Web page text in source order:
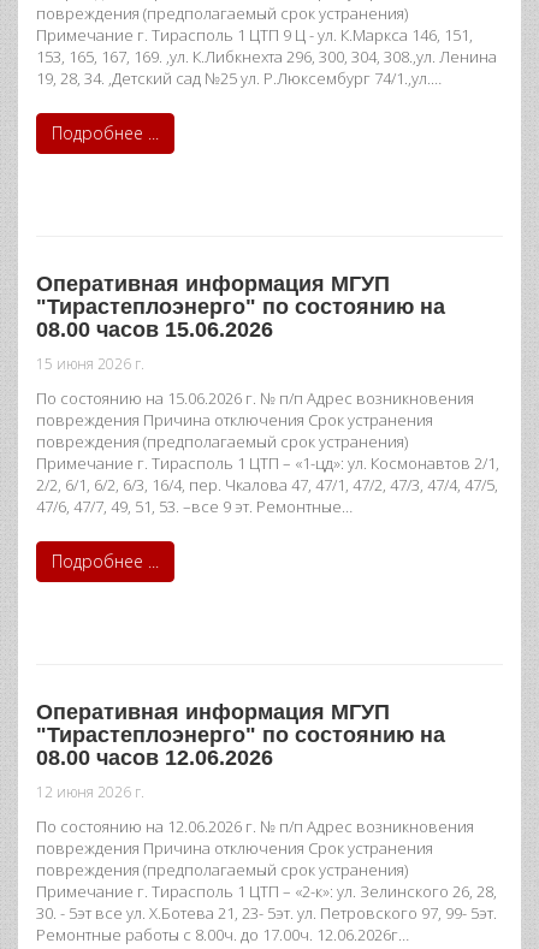
повреждения (предполагаемый срок устранения)
Примечание г. Тирасполь 1 ЦТП 9 Ц - ул. К.Маркса 146, 151,
153, 165, 167, 169. ,ул. К.Либкнехта 296, 300, 304, 308.,ул. Ленина
19, 28, 34. ,Детский сад №25 ул. Р.Люксембург 74/1.,ул.…
Подробнее ...
Оперативная информация МГУП
"Тирастеплоэнерго" по состоянию на
08.00 часов 15.06.2026
15 июня 2026 г.
По состоянию на 15.06.2026 г. № п/п Адрес возникновения
повреждения Причина отключения Срок устранения
повреждения (предполагаемый срок устранения)
Примечание г. Тирасполь 1 ЦТП – «1-цд»: ул. Космонавтов 2/1,
2/2, 6/1, 6/2, 6/3, 16/4, пер. Чкалова 47, 47/1, 47/2, 47/3, 47/4, 47/5,
47/6, 47/7, 49, 51, 53. –все 9 эт. Ремонтные…
Подробнее ...
Оперативная информация МГУП
"Тирастеплоэнерго" по состоянию на
08.00 часов 12.06.2026
12 июня 2026 г.
По состоянию на 12.06.2026 г. № п/п Адрес возникновения
повреждения Причина отключения Срок устранения
повреждения (предполагаемый срок устранения)
Примечание г. Тирасполь 1 ЦТП – «2-к»: ул. Зелинского 26, 28,
30. - 5эт все ул. Х.Ботева 21, 23- 5эт. ул. Петровского 97, 99- 5эт.
Ремонтные работы с 8.00ч. до 17.00ч. 12.06.2026г…